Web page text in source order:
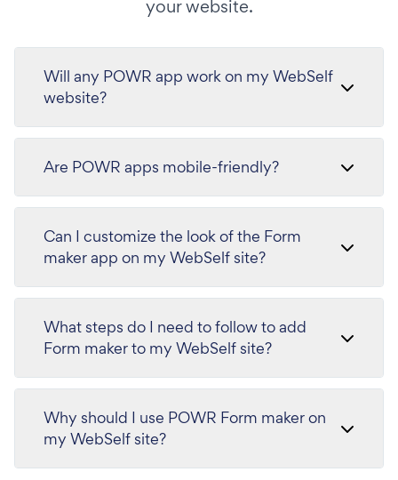
your website.
Will any POWR app work on my WebSelf
website?
Are POWR apps mobile-friendly?
Can I customize the look of the Form
maker app on my WebSelf site?
What steps do I need to follow to add
Form maker to my WebSelf site?
Why should I use POWR Form maker on
my WebSelf site?